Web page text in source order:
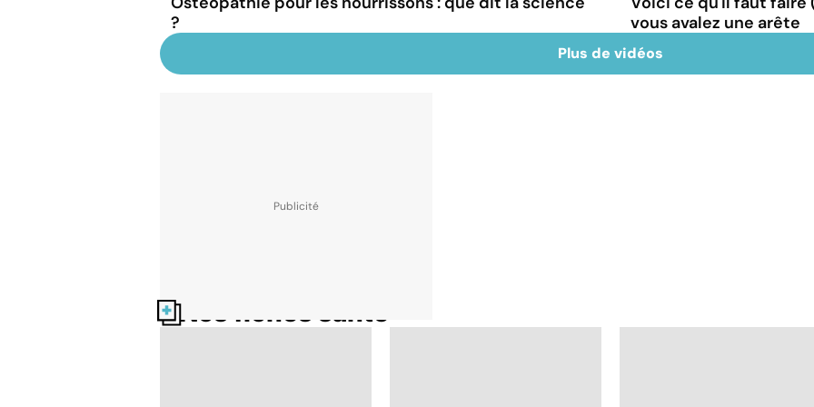
?
vous avalez une arête
Plus de vidéos
Nos fiches santé